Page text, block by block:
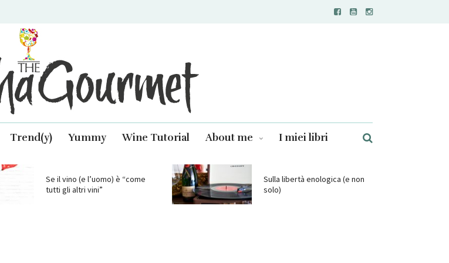
Trend(y) Yummy Wine Tutorial About me I miei libri
Se il vino (e l’uomo) è “come
tutti gli altri vini”
Sulla libertà enologica (e non
solo)